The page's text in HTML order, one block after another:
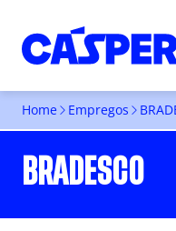
Home Empregos
BRADESCO